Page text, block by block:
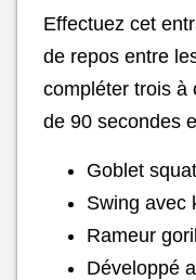
Effectuez cet
de repos entre
compléter trois à
de 90 secondes
Goblet
Swing avec
Rameur
Développé